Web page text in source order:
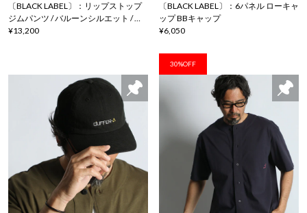
〔BLACK LABEL〕：リップストップ
ジムパンツ / バルーンシルエット / ジ
ョガーパンツ
¥13,200
〔BLACK LABEL〕：6パネル ローキャ
ップ BBキャップ
¥6,050
30%OFF